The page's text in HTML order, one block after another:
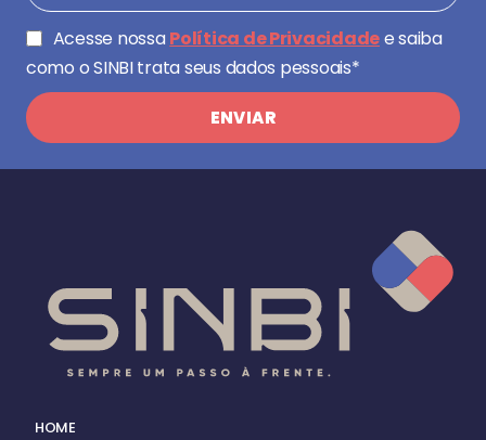
Acesse nossaPolítica de Privacidadee saiba
como o SINBI trata seus dados pessoais*
ENVIAR
HOME